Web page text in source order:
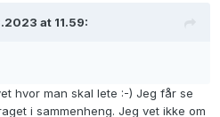
at 11.59:
hvor man skal lete :-) Jeg får se
i sammenheng. Jeg vet ikke om